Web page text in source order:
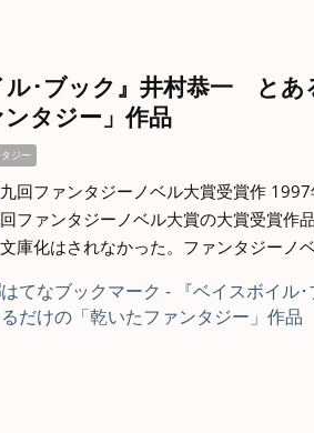
ル･ブック』井村恭一 と
ンタジー」作品
ジー
回ファンタジーノベル大賞受賞作
ファンタジーノベル大賞の大賞受賞作
庫化はされなかった。ファンタジーノ